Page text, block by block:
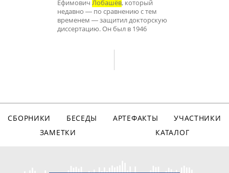
Ефимович Лобашёв, который
недавно ― по сравнению с тем
временем ― защитил докторскую
диссертацию. Он был в 1946
СБОРНИКИ БЕСЕДЫ АРТЕФАКТЫ
УЧАСТНИКИ
ЗАМЕТКИ
КАТАЛОГ